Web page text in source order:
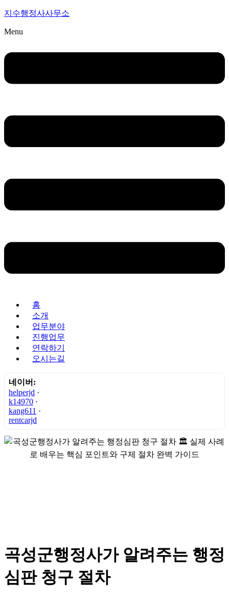
지수행정사사무소
Menu
홈
소개
업무분야
진행업무
연락하기
오시는길
네이버:
helperjd ·
k14970 ·
kang611 ·
rentcarjd
곡성군행정사가 알려주는 행정
심판 청구 절차